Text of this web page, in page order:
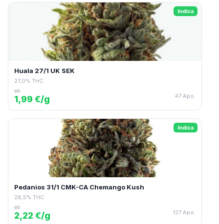
Indica
Huala 27/1 UK SEK
27,0% THC
ab
1,99 €/g 47 Apo.
Indica
Pedanios 31/1 CMK-CA Chemango Kush
28,5% THC
ab
2,22 €/g 127 Apo.